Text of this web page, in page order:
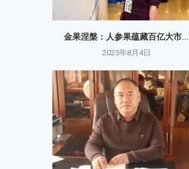
金果涅槃：人参果蕴藏百亿大市...
2025年8月4日